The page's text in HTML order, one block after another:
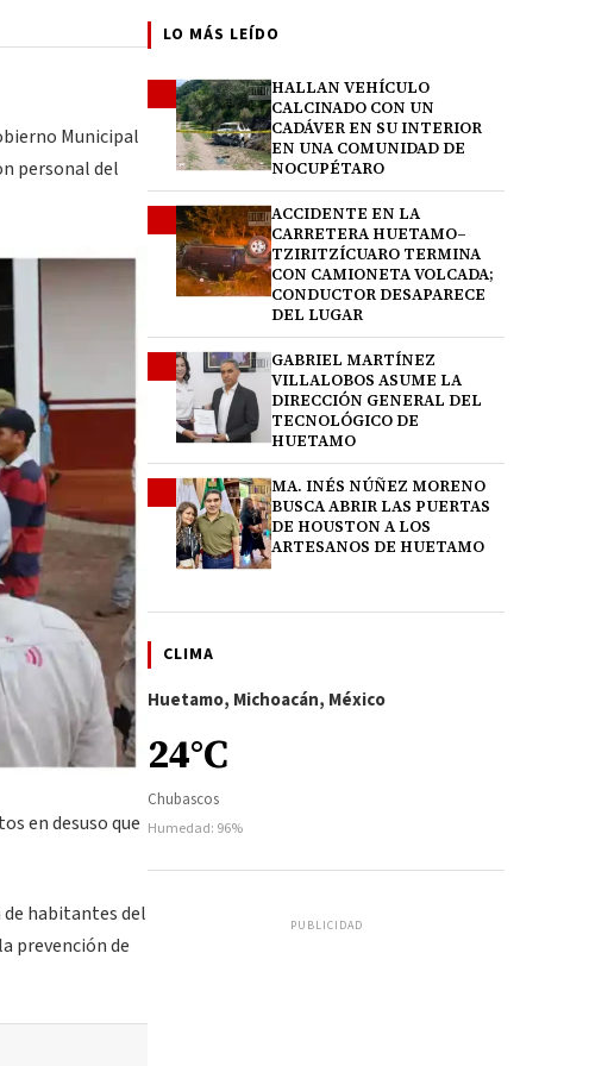
Municipal
personal del
en desuso que
habitantes del
prevención de
LO MÁS LEÍDO
HALLAN VEHÍCULO
CALCINADO CON UN
CADÁVER EN SU INTERIOR
EN UNA COMUNIDAD DE
NOCUPÉTARO
ACCIDENTE EN LA
CARRETERA HUETAMO–
TZIRITZÍCUARO TERMINA
CON CAMIONETA VOLCADA;
CONDUCTOR DESAPARECE
DEL LUGAR
GABRIEL MARTÍNEZ
VILLALOBOS ASUME LA
DIRECCIÓN GENERAL DEL
TECNOLÓGICO DE
HUETAMO
MA. INÉS NÚÑEZ MORENO
BUSCA ABRIR LAS PUERTAS
DE HOUSTON A LOS
ARTESANOS DE HUETAMO
CLIMA
Huetamo, Michoacán, México
24°C
Chubascos
Humedad: 96%
PUBLICIDAD